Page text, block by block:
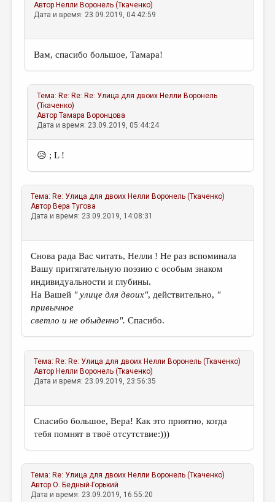
Автор Нелли Воронель (Ткаченко)
Дата и время: 23.09.2019, 04:42:59
Вам, спасибо большое, Тамара!
Тема: Re: Re: Re: Улица для двоих Нелли Воронель
(Ткаченко)
АвторТамара Воронцова
Дата и время: 23.09.2019, 05:44:24
😥 ; L !
Тема: Re: Улица для двоих Нелли Воронель (Ткаченко)
Автор Вера Тугова
Дата и время: 23.09.2019, 14:08:31
Снова рада Вас читать, Нелли ! Не раз вспоминала
Вашу притягательную поэзию с особым знаком
индивидуальности и глубины.
На Вашей " улице для двоих", действительно, "
привычное
светло и не обыденно". Спасибо.
Тема: Re: Re: Улица для двоих Нелли Воронель (Ткаченко)
Автор Нелли Воронель (Ткаченко)
Дата и время: 23.09.2019, 23:56:35
Спасибо большое, Вера! Как это приятно, когда
тебя помнят в твоё отсутствие:)))
Тема: Re: Улица для двоих Нелли Воронель (Ткаченко)
АвторО. Бедный-Горький
Дата и время: 23.09.2019, 16:55:20